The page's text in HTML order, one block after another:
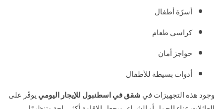
أسرّة أطفال
كراسي طعام
حواجز أمان
أدوات بسيطة للأطفال
وجود هذه التجهيزات فيشقق في اسطنبول للإيجار اليومييوفّر على